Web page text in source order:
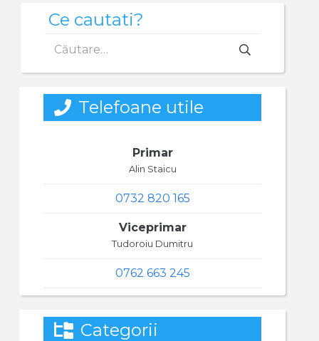
Ce cautati?
după:
Telefoane utile
Primar
Alin Staicu
0732 820 165
Viceprimar
Tudoroiu Dumitru
0762 663 245
Categorii